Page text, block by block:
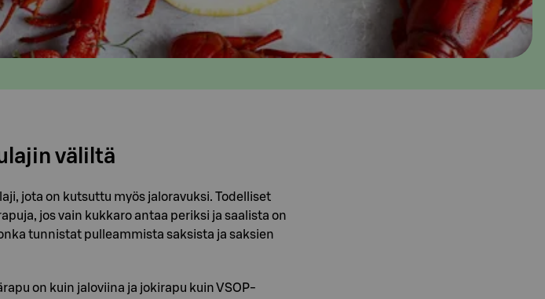
väliltä
jota on kutsuttu myös jaloravuksi. Todelliset
jos vain kukkaro antaa periksi ja saalista on
tunnistat pulleammista saksista ja saksien
on kuin jaloviina ja jokirapu kuin VSOP-